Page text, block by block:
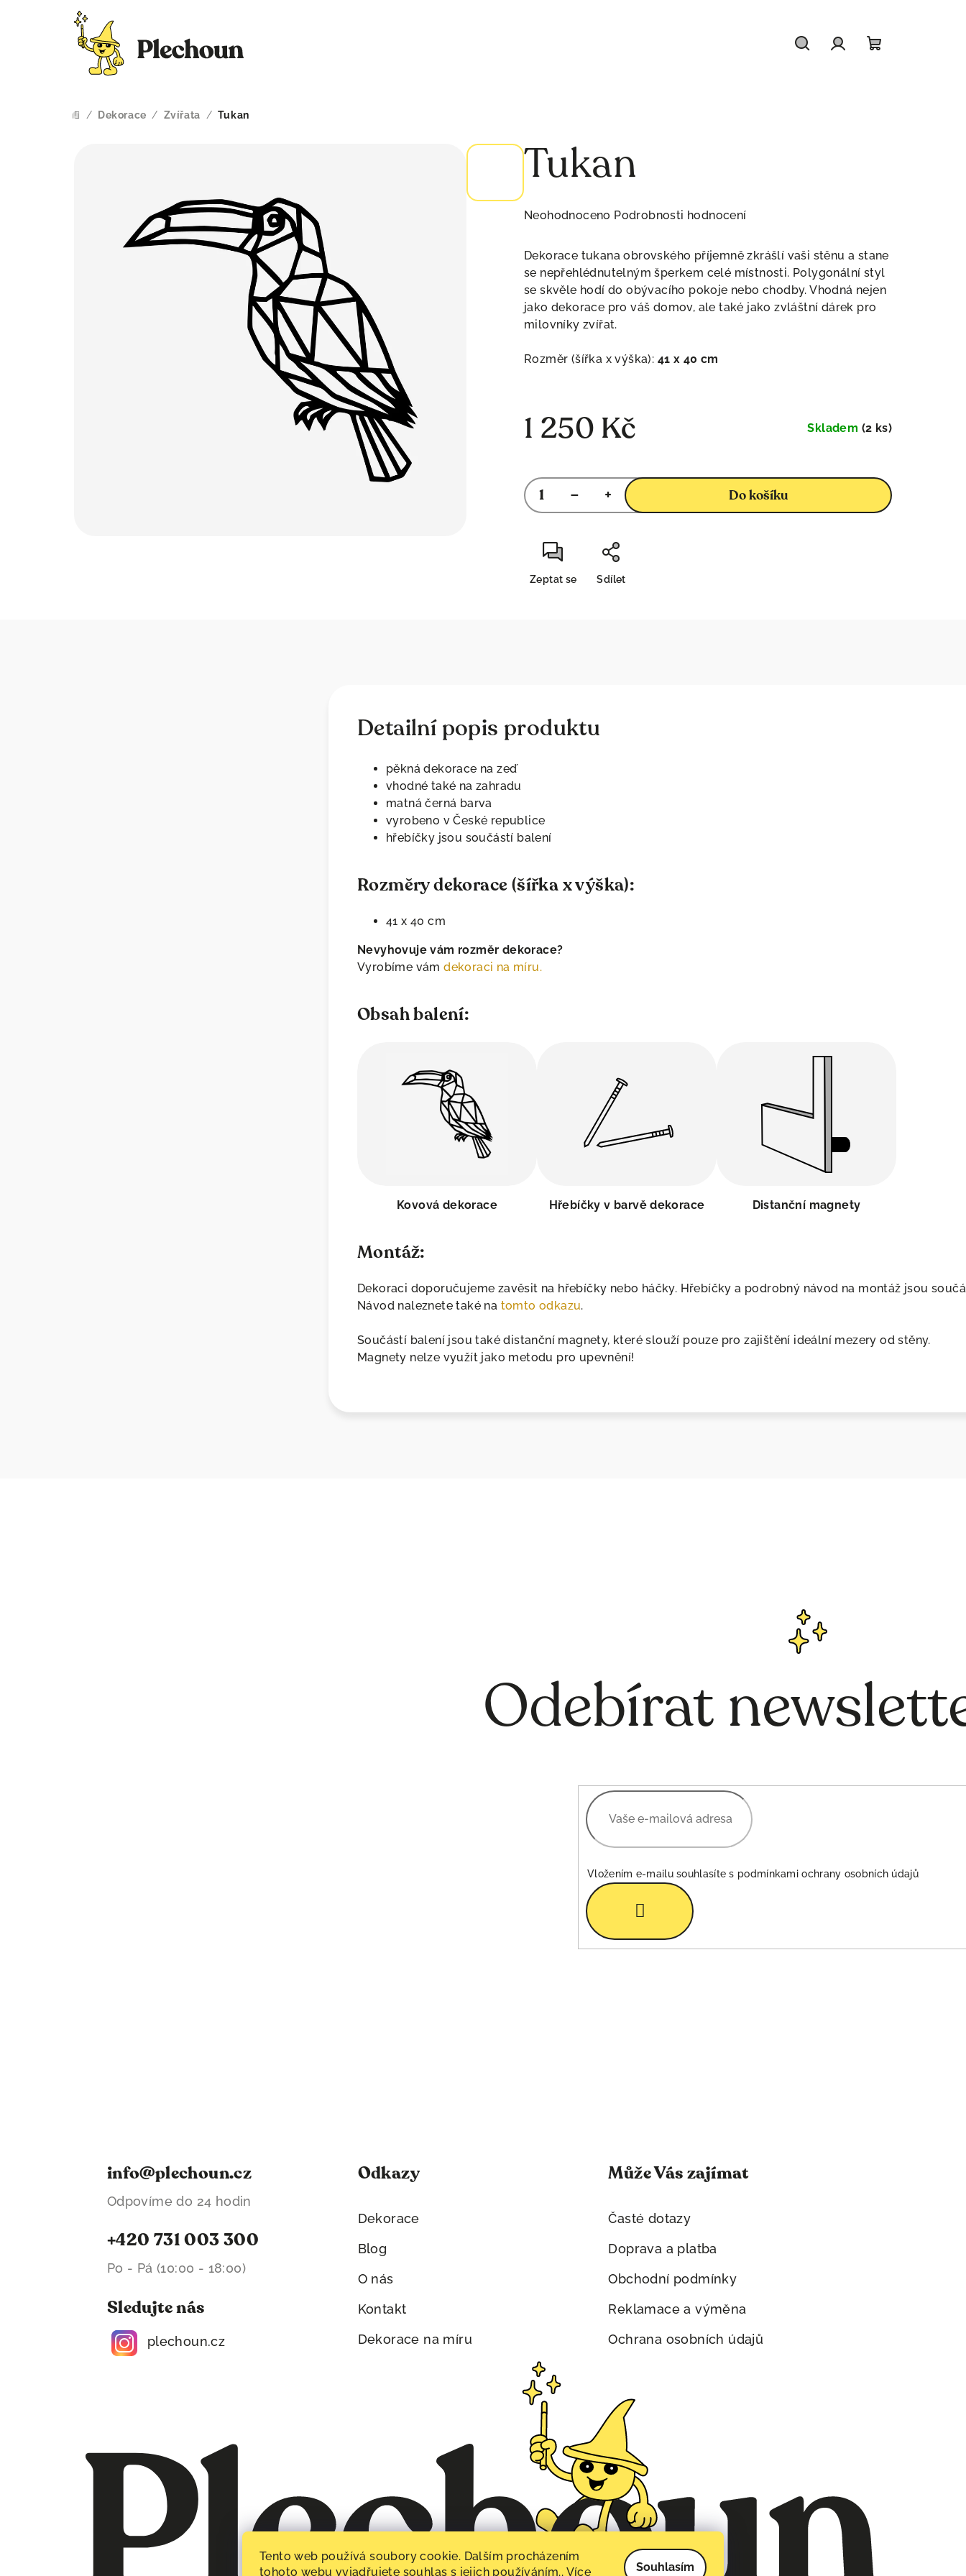
Tento web používá soubory cookie. Dalším procházením
tohoto webu vyjadřujete souhlas s jejich používáním.. Více
Souhlasím
Nákupní
Domů
/ Dekorace / Zvířata / Tukan
Tukan
Průměrné
produktu
z
5
hvězdiček.
Neohodnoceno Podrobnosti hodnocení
Dekorace tukana obrovského příjemně zkrášlí vaši stěnu a stane
se nepřehlédnutelným šperkem celé místnosti. Polygonální styl
se skvěle hodí do obývacího pokoje nebo chodby. Vhodná nejen
jako dekorace pro váš domov, ale také jako zvláštní dárek pro
milovníky zvířat.
Rozměr (šířka x výška): 41 x 40 cm
1 250 Kč
cena:
Skladem (2 ks)
+
− Do košíku
Zeptat se Sdílet
Detailní popis produktu
pěkná dekorace na zeď
vhodné také na zahradu
matná černá barva
vyrobeno v České republice
hřebíčky jsou součástí balení
Rozměry dekorace (šířka x výška):
41 x 40 cm
Nevyhovuje vám rozměr dekorace?
Vyrobíme vámdekoraci na míru.
Obsah balení:
Kovová dekorace Hřebíčky v barvě dekorace Distanční magnety
Montáž:
Dekoraci doporučujeme zavěsit na hřebíčky nebo háčky. Hřebíčky a podrobný návod na montáž jsou
Návod naleznete také na tomto odkazu.
Součástí balení jsou také distanční magnety, které slouží pouze pro zajištění ideální mezery od stěny.
Magnety nelze využít jako metodu pro upevnění!
Odebírat
Vložením e-mailu souhlasíte s podmínkami ochrany osobních údajů
Přihlásit
info@plechoun.cz
Odpovíme do 24 hodin
+420 731 003 300
Po - Pá (10:00 - 18:00)
Sledujte nás
plechoun.cz
Odkazy
Dekorace
Blog
O nás
Kontakt
Dekorace na míru
Může Vás zajímat
Časté dotazy
Doprava a platba
Obchodní podmínky
Reklamace a výměna
Ochrana osobních údajů